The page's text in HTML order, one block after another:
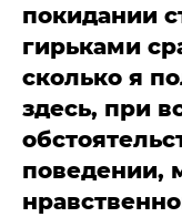
покидании
гирьками
сколько я
здесь, при
поведении,